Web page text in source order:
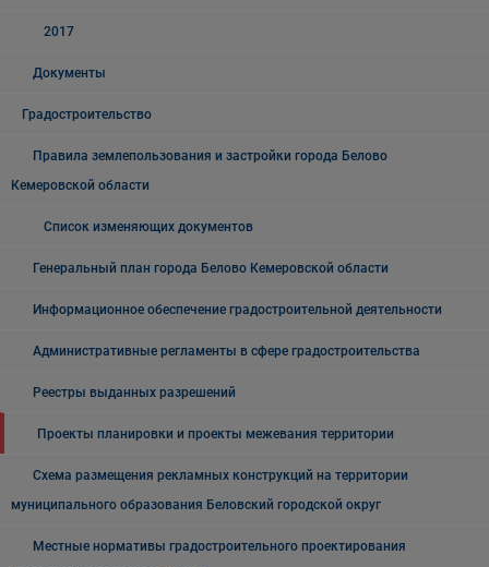
2017
Документы
Градостроительство
Правила землепользования и застройки города Белово
Кемеровской области
Список изменяющих документов
Генеральный план города Белово Кемеровской области
Информационное обеспечение градостроительной деятельности
Административные регламенты в сфере градостроительства
Реестры выданных разрешений
Проекты планировки и проекты межевания территории
Схема размещения рекламных конструкций на территории
муниципального образования Беловский городской округ
Местные нормативы градостроительного проектирования